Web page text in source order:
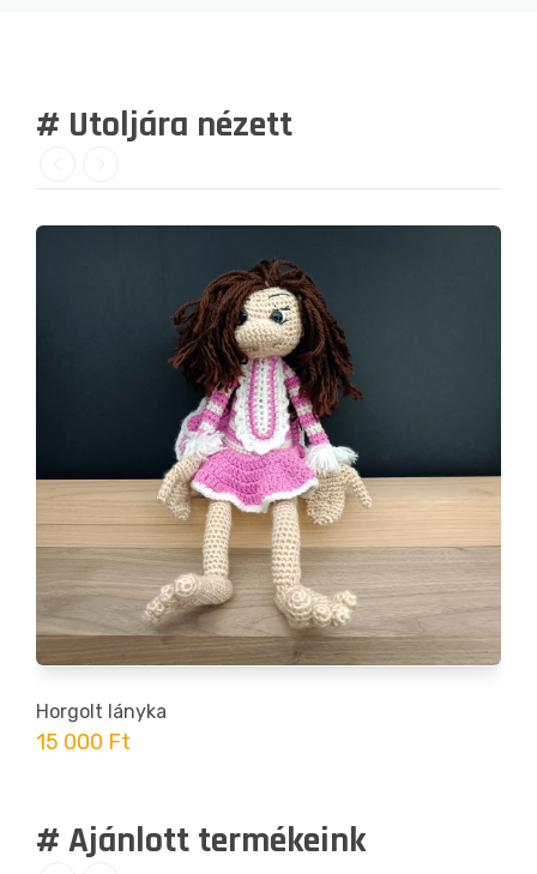
# Utoljára nézett
Horgolt lányka
15 000 Ft
# Ajánlott termékeink